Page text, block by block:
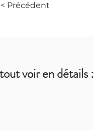
< Précédent
voir en détails :